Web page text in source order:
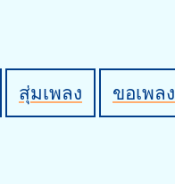
สุ่มเพลง ขอเพลง